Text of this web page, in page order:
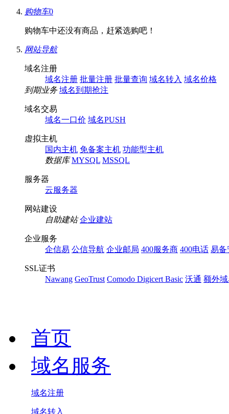
购物车0
购物车中还没有商品，赶紧选购吧！
网站导航
域名注册
域名注册 批量注册 批量查询 域名转入 域名价格
到期业务 域名到期抢注
域名交易
域名一口价 域名PUSH
虚拟主机
国内主机 免备案主机 功能型主机
数据库 MYSQL MSSQL
服务器
云服务器
网站建设
自助建站 企业建站
企业服务
企信易 公信导航 企业邮局 400服务商 400电话 易备
SSL证书
Nawang GeoTrust Comodo Digicert Basic 沃通 额外
首页
域名服务
域名注册
域名转入